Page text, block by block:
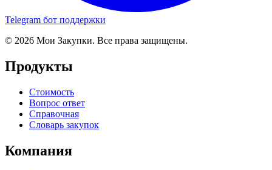
Telegram бот поддержки
© 2026 Мои Закупки. Все права защищены.
Продукты
Стоимость
Вопрос ответ
Справочная
Словарь закупок
Компания